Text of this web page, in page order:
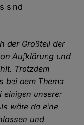
sind
der Großteil der
Aufklärung und
Trotzdem
bei dem Thema
einigen unserer
wäre da eine
und